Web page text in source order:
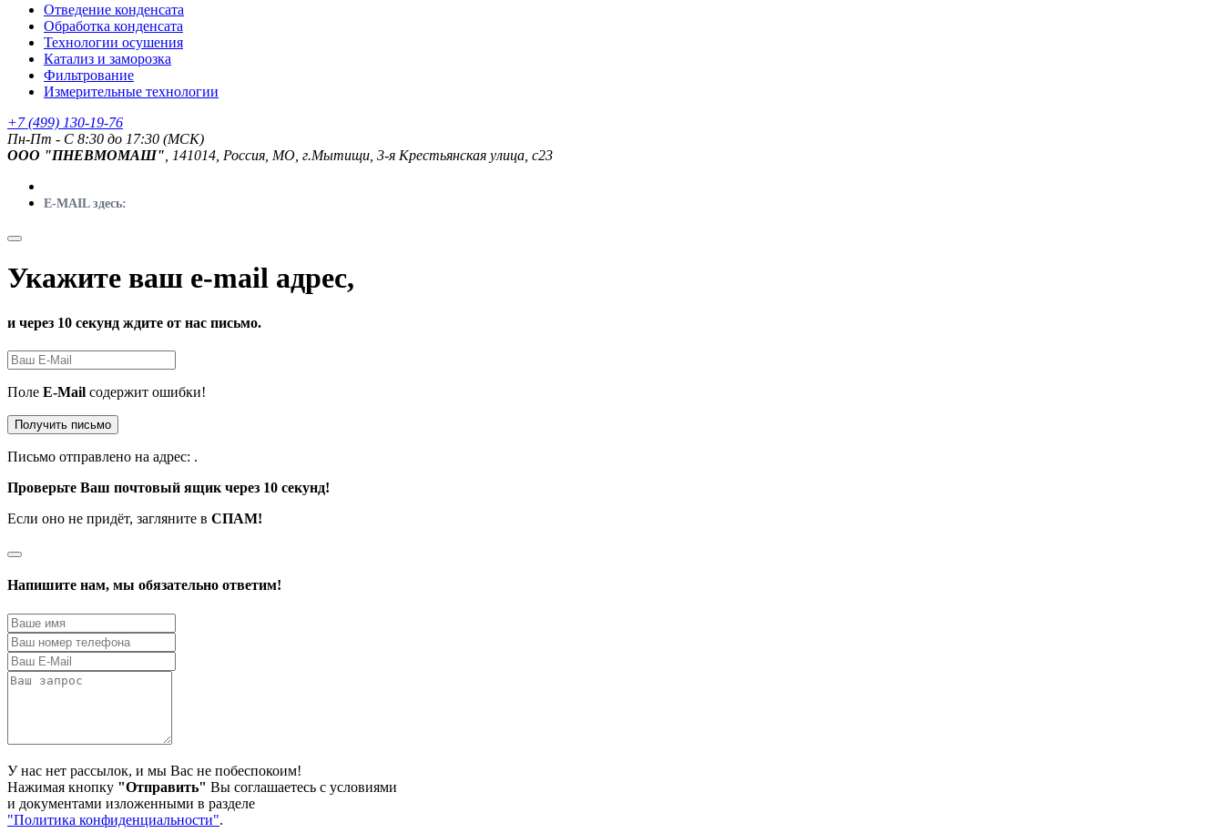
Отведение конденсата
Обработка конденсата
Технологии осушения
Катализ и заморозка
Фильтрование
Измерительные технологии
+7 (499) 130-19-76
Пн-Пт - C 8:30 до 17:30 (МСК)
ООО "ПНЕВМОМАШ" , 141014, Россия, МО, г.Мытищи, 3-я Крестьянская улица, с23
E-MAIL здесь:
Укажите ваш e-mail адрес,
и через 10 секунд ждите от нас письмо.
Поле E-Mail содержит ошибки!
Получить письмо
Письмо отправлено на адрес: .
Проверьте Ваш почтовый ящик через 10 секунд!
Если оно не придёт, загляните в СПАМ!
Напишите нам, мы обязательно ответим!
У нас нет рассылок, и мы Вас не побеспокоим!
Нажимая кнопку "Отправить" Вы соглашаетесь с условиями
и документами изложенными в разделе
"Политика конфиденциальности".